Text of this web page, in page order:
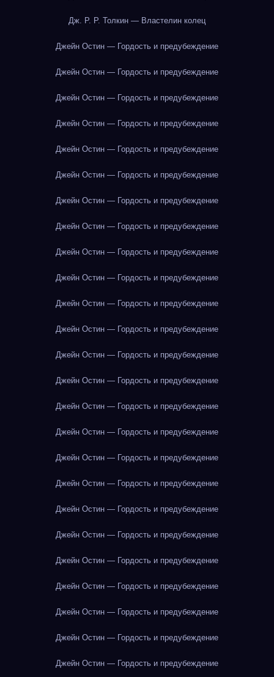
Дж. Р. Р. Толкин — Властелин колец
Джейн Остин — Гордость и предубеждение
Джейн Остин — Гордость и предубеждение
Джейн Остин — Гордость и предубеждение
Джейн Остин — Гордость и предубеждение
Джейн Остин — Гордость и предубеждение
Джейн Остин — Гордость и предубеждение
Джейн Остин — Гордость и предубеждение
Джейн Остин — Гордость и предубеждение
Джейн Остин — Гордость и предубеждение
Джейн Остин — Гордость и предубеждение
Джейн Остин — Гордость и предубеждение
Джейн Остин — Гордость и предубеждение
Джейн Остин — Гордость и предубеждение
Джейн Остин — Гордость и предубеждение
Джейн Остин — Гордость и предубеждение
Джейн Остин — Гордость и предубеждение
Джейн Остин — Гордость и предубеждение
Джейн Остин — Гордость и предубеждение
Джейн Остин — Гордость и предубеждение
Джейн Остин — Гордость и предубеждение
Джейн Остин — Гордость и предубеждение
Джейн Остин — Гордость и предубеждение
Джейн Остин — Гордость и предубеждение
Джейн Остин — Гордость и предубеждение
Джейн Остин — Гордость и предубеждение